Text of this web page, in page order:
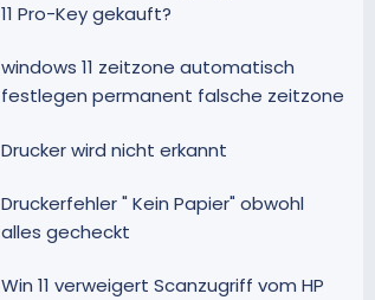
11 Pro-Key gekauft?
windows 11 zeitzone automatisch
festlegen permanent falsche zeitzone
Drucker wird nicht erkannt
Druckerfehler " Kein Papier" obwohl
alles gecheckt
Win 11 verweigert Scanzugriff vom HP